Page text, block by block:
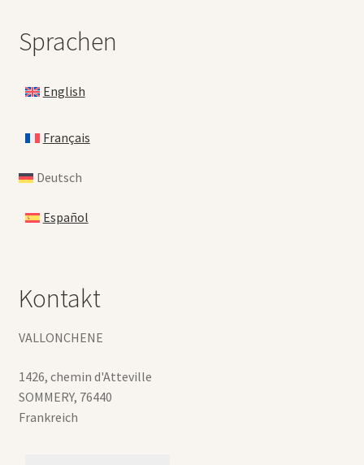
Sprachen
English
Français
Deutsch
Español
Kontakt
VALLONCHENE
1426, chemin d'Atteville
SOMMERY, 76440
Frankreich